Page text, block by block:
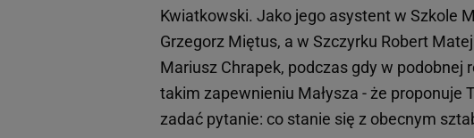
Kwiatkowski. Jako jego asystent w Szkole
Grzegorz Miętus, a w Szczyrku Robert
Mariusz Chrapek, podczas gdy w podobnej
takim zapewnieniu Małysza - że
zadać pytanie: co stanie się z obecnym